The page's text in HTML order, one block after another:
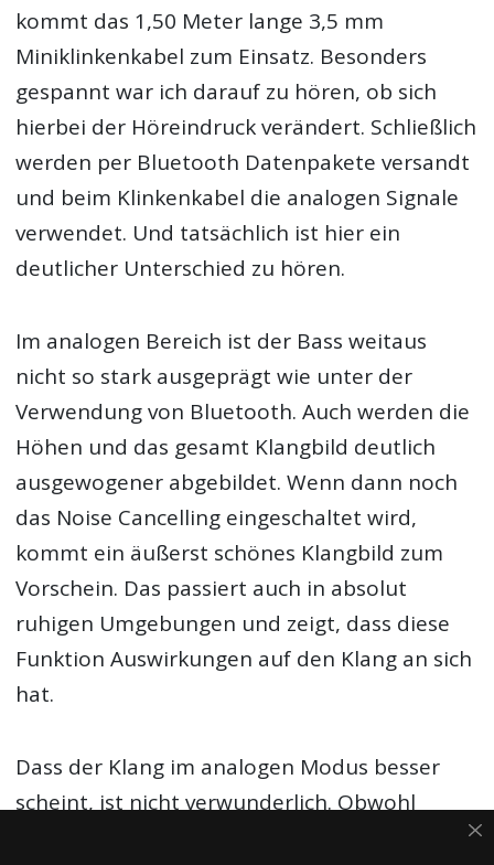
kommt das 1,50 Meter lange 3,5 mm
Miniklinkenkabel zum Einsatz. Besonders
gespannt war ich darauf zu hören, ob sich
hierbei der Höreindruck verändert. Schließlich
werden per Bluetooth Datenpakete versandt
und beim Klinkenkabel die analogen Signale
verwendet. Und tatsächlich ist hier ein
deutlicher Unterschied zu hören.
Im analogen Bereich ist der Bass weitaus
nicht so stark ausgeprägt wie unter der
Verwendung von Bluetooth. Auch werden die
Höhen und das gesamt Klangbild deutlich
ausgewogener abgebildet. Wenn dann noch
das Noise Cancelling eingeschaltet wird,
kommt ein äußerst schönes Klangbild zum
Vorschein. Das passiert auch in absolut
ruhigen Umgebungen und zeigt, dass diese
Funktion Auswirkungen auf den Klang an sich
hat.
Dass der Klang im analogen Modus besser
scheint, ist nicht verwunderlich. Obwohl